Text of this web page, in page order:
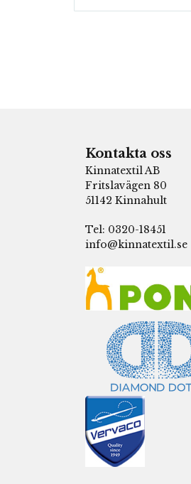
Kontakta oss
Kinnatextil AB
Fritslavägen 80
51142 Kinnahult
Tel: 0320-18451
info@kinnatextil.se